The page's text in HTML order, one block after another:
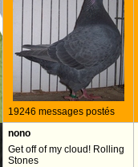
19246 messages postés
nono
Get off of my cloud! Rolling
Stones